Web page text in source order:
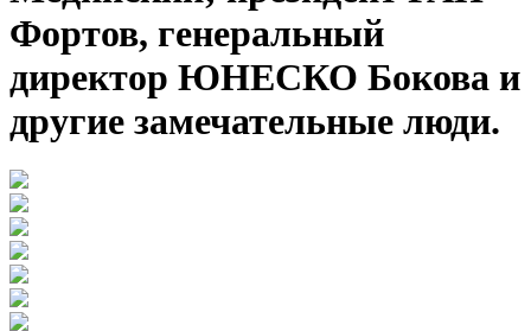
Фортов, генеральный
директор ЮНЕСКО Бокова и
другие замечательные люди.